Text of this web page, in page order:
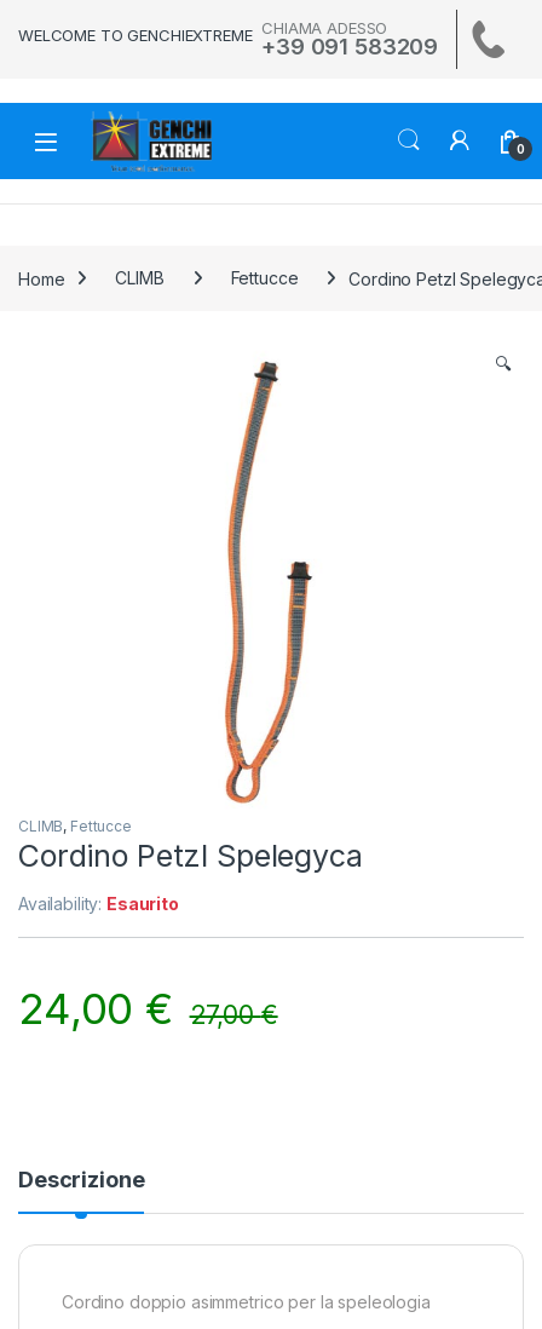
WELCOME TO GENCHIEXTREME CHIAMA ADESSO
+39 091 583209
0
Home CLIMB Fettucce Cordino Petzl
🔍
CLIMB, Fettucce
Cordino Petzl Spelegyca
Availability: Esaurito
24,00 € 27,00€
Descrizione
Cordino doppio asimmetrico per la speleologia